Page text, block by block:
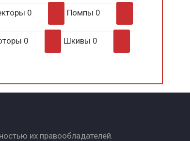
0 Помпы 0
0 Шкивы 0
их правообладателей.